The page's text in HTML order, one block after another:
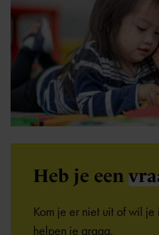
Heb je een
Kom je er niet uit of wil
helpen je graag.